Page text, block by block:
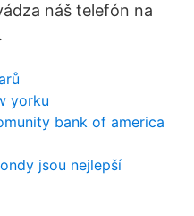
náš telefón na
yorku
bank of america
jsou nejlepší